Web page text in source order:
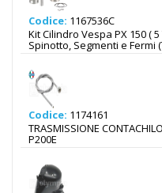
Codice: 1167536C
Kit Cilindro Vespa PX 150 (
Spinotto, Segmenti e Fermi
Codice: 1174161
TRASMISSIONE
P200E